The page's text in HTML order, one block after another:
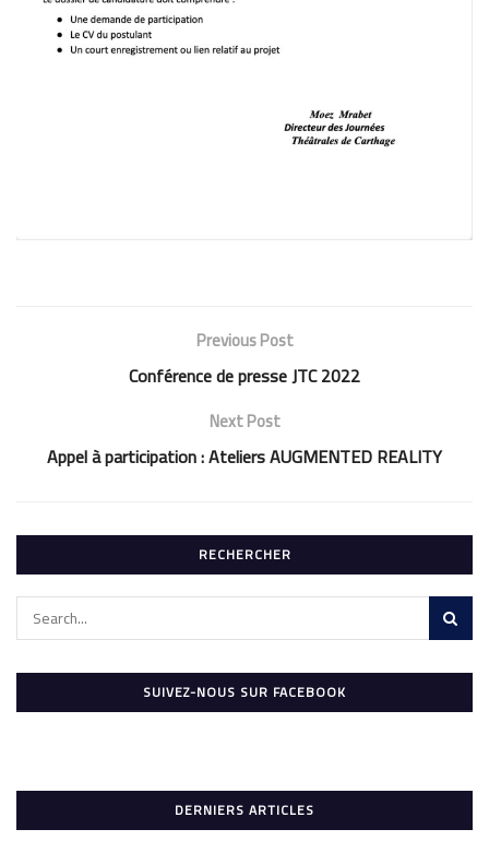
Previous Post
Conférence de presse JTC 2022
Next Post
Appel à participation : Ateliers AUGMENTED REALITY
RECHERCHER
SUIVEZ-NOUS SUR FACEBOOK
DERNIERS ARTICLES